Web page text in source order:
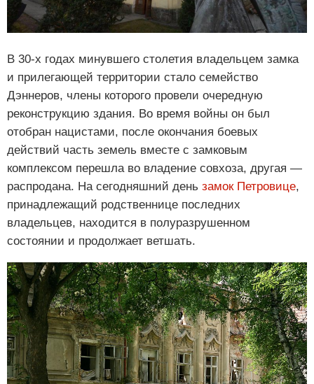
В 30-х годах минувшего столетия владельцем замка
и прилегающей территории стало семейство
Дэннеров, члены которого провели очередную
реконструкцию здания. Во время войны он был
отобран нацистами, после окончания боевых
действий часть земель вместе с замковым
комплексом перешла во владение совхоза, другая —
распродана. На сегодняшний день замок Петровице,
принадлежащий родственнице последних
владельцев, находится в полуразрушенном
состоянии и продолжает ветшать.